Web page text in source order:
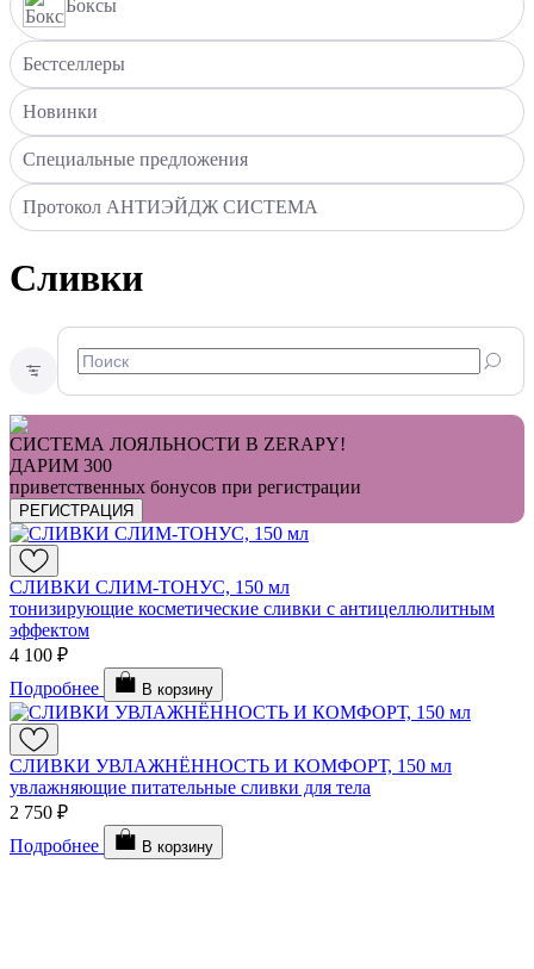
Боксы
Бестселлеры
Новинки
Специальные предложения
Протокол АНТИЭЙДЖ СИСТЕМА
Сливки
СИСТЕМА ЛОЯЛЬНОСТИ В ZERAPY!
ДАРИМ 300
приветственных бонусов при регистрации
РЕГИСТРАЦИЯ
СЛИВКИ СЛИМ-ТОНУС, 150 мл
тонизирующие косметические сливки с антицеллюлитным
эффектом
4 100 ₽
Подробнее
В корзину
СЛИВКИ УВЛАЖНЁННОСТЬ И КОМФОРТ, 150 мл
увлажняющие питательные сливки для тела
2 750 ₽
Подробнее
В корзину